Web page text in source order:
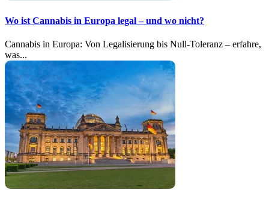
Wo ist Cannabis in Europa legal – und wo nicht?
Cannabis in Europa: Von Legalisierung bis Null-Toleranz – erfahre,
was...